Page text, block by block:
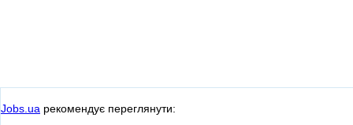
Jobs.ua рекомендує переглянути: